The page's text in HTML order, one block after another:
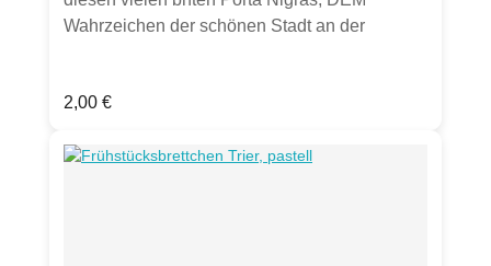
Wahrzeichen der schönen Stadt an der
Chromokarton-PostkarteHergestellt in
Postkarte. Sollten weitere Artikel oder
Regulärer Preis:
2,00 €